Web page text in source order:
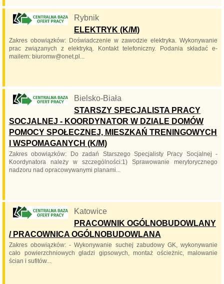
Rybnik
ELEKTRYK (K/M)
Zakres obowiązków: Doświadczenie w zawodzie elektryka. Wykonywanie
prac związanych z elektryką. Kontakt telefoniczny. Podania składać e-
mailem: biuromw@onet.pl...
Bielsko-Biała
STARSZY SPECJALISTA PRACY
SOCJALNEJ - KOORDYNATOR W DZIALE DOMÓW
POMOCY SPOŁECZNEJ, MIESZKAŃ TRENINGOWYCH
I WSPOMAGANYCH (K/M)
Zakres obowiązków: Do zadań Starszego Specjalisty Pracy Socjalnej -
Koordynatora należy w szczególności:1) Sprawowanie merytorycznego
nadzoru nad opracowywanymi planami...
Katowice
PRACOWNIK OGÓLNOBUDOWLANY
/ PRACOWNICA OGÓLNOBUDOWLANA
Zakres obowiązków: - Wykonywanie suchej zabudowy GK, wykonywanie
cało powierzchniowych gładzi gipsowych, montaż ościeżnic, malowanie
ścian i sufitów...